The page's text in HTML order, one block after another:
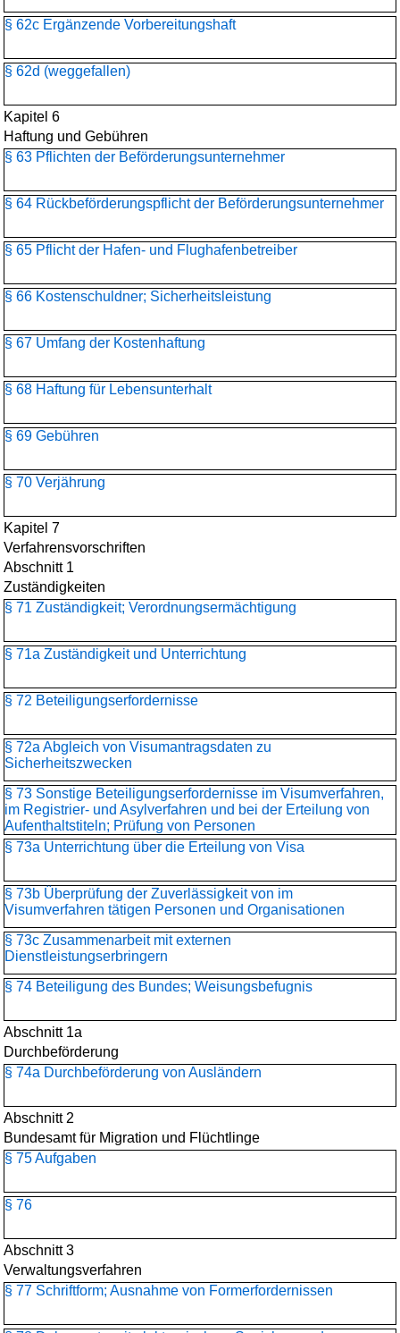
§ 62c Ergänzende Vorbereitungshaft
§ 62d (weggefallen)
Kapitel 6
Haftung und Gebühren
§ 63 Pflichten der Beförderungsunternehmer
§ 64 Rückbeförderungspflicht der Beförderungsunternehmer
§ 65 Pflicht der Hafen- und Flughafenbetreiber
§ 66 Kostenschuldner; Sicherheitsleistung
§ 67 Umfang der Kostenhaftung
§ 68 Haftung für Lebensunterhalt
§ 69 Gebühren
§ 70 Verjährung
Kapitel 7
Verfahrensvorschriften
Abschnitt 1
Zuständigkeiten
§ 71 Zuständigkeit; Verordnungsermächtigung
§ 71a Zuständigkeit und Unterrichtung
§ 72 Beteiligungserfordernisse
§ 72a Abgleich von Visumantragsdaten zu
Sicherheitszwecken
§ 73 Sonstige Beteiligungserfordernisse im Visumverfahren,
im Registrier- und Asylverfahren und bei der Erteilung von
Aufenthaltstiteln; Prüfung von Personen
§ 73a Unterrichtung über die Erteilung von Visa
§ 73b Überprüfung der Zuverlässigkeit von im
Visumverfahren tätigen Personen und Organisationen
§ 73c Zusammenarbeit mit externen
Dienstleistungserbringern
§ 74 Beteiligung des Bundes; Weisungsbefugnis
Abschnitt 1a
Durchbeförderung
§ 74a Durchbeförderung von Ausländern
Abschnitt 2
Bundesamt für Migration und Flüchtlinge
§ 75 Aufgaben
§ 76
Abschnitt 3
Verwaltungsverfahren
§ 77 Schriftform; Ausnahme von Formerfordernissen